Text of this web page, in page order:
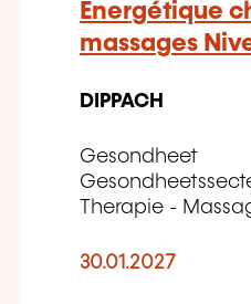
Energétique
massages
DIPPACH
Gesondheet
Therapie -
30.01.2027